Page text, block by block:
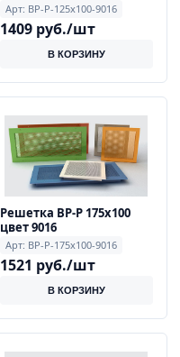
Арт: ВР-Р-125x100-9016
1409 руб./шт
В КОРЗИНУ
Решетка ВР-Р 175х100
цвет 9016
Арт: ВР-Р-175x100-9016
1521 руб./шт
В КОРЗИНУ